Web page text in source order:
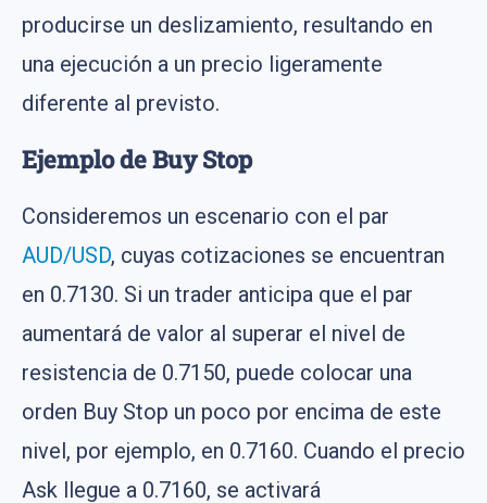
producirse un deslizamiento, resultando en
una ejecución a un precio ligeramente
diferente al previsto​​.
Ejemplo de Buy Stop
Consideremos un escenario con el par
AUD/USD, cuyas cotizaciones se encuentran
en 0.7130. Si un trader anticipa que el par
aumentará de valor al superar el nivel de
resistencia de 0.7150, puede colocar una
orden Buy Stop un poco por encima de este
nivel, por ejemplo, en 0.7160. Cuando el precio
Ask llegue a 0.7160, se activará